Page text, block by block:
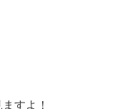
すよ！